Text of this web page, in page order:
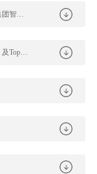
极客50丨2021中国消费级智能硬件市场研究报告 及Top50榜单